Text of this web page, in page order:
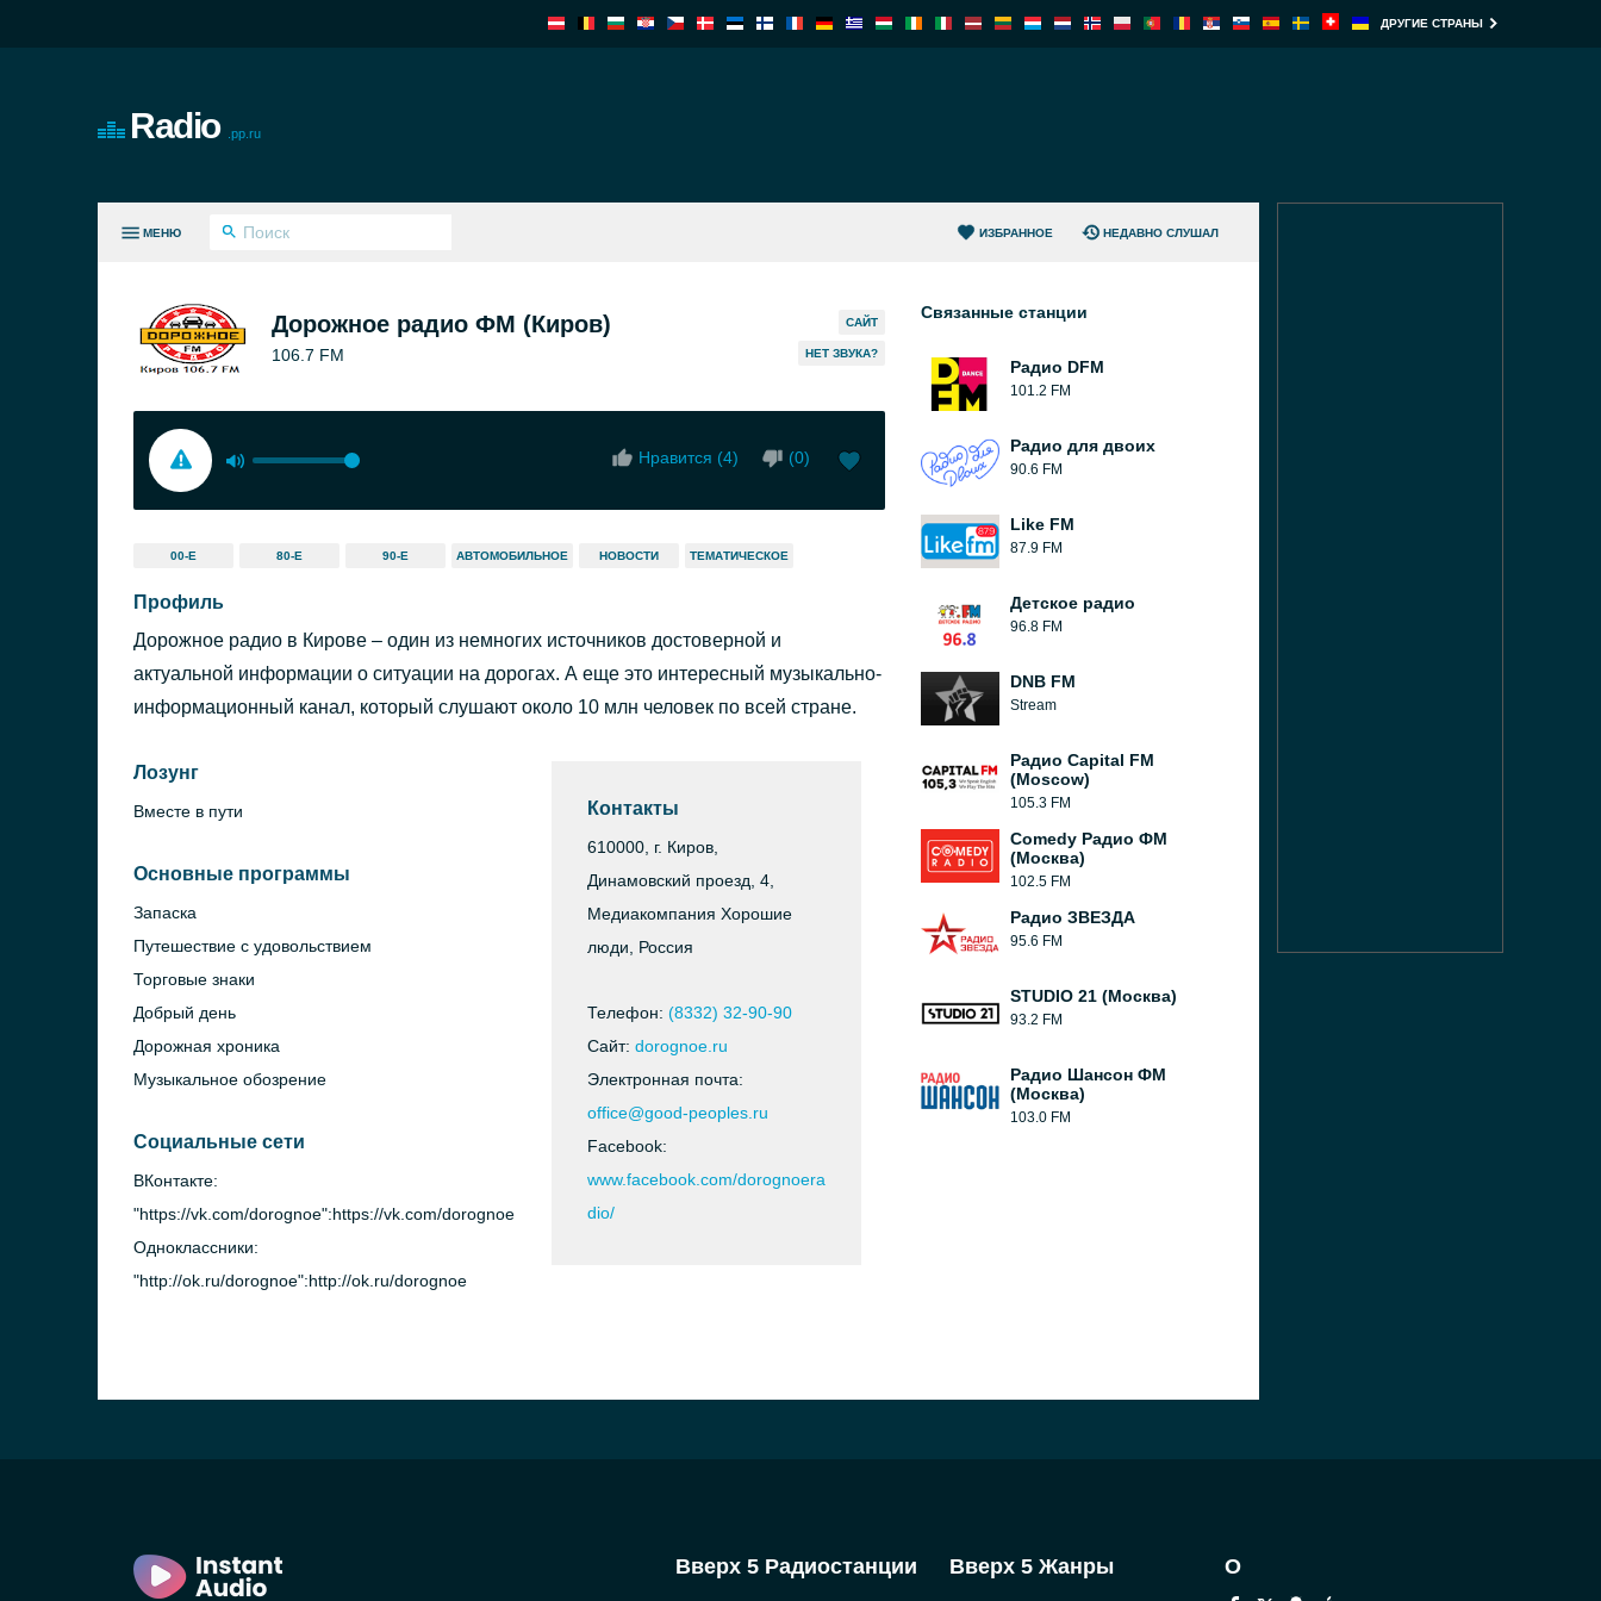
ДРУГИЕ СТРАНЫ
Radio .pp.ru
МЕНЮ ИЗБРАННОЕ НЕДАВНО СЛУШАЛ
Дорожное радио ФМ (Киров)
106.7 FM
САЙТ
HЕТ ЗВУКА?
Нравится (4) (0)
00-Е 80-Е 90-Е АВТОМОБИЛЬНОЕ НОВОСТИ ТЕМАТИЧЕСКОЕ
Профиль
Дорожное радио в Кирове – один из немногих источников достоверной и
актуальной информации о ситуации на дорогах. А еще это интересный музыкально-
информационный канал, который слушают около 10 млн человек по всей стране.
Лозунг
Вместе в пути
Основные программы
Запаска
Путешествие с удовольствием
Торговые знаки
Добрый день
Дорожная хроника
Музыкальное обозрение
Социальные сети
ВКонтакте:
"https://vk.com/dorognoe":https://vk.com/dorognoe
Одноклассники:
"http://ok.ru/dorognoe":http://ok.ru/dorognoe
Контакты
610000, г. Киров,
Динамовский проезд, 4,
Медиакомпания Хорошие
люди, Россия
Телефон: (8332) 32-90-90
Сайт: dorognoe.ru
Электронная почта:
office@good-peoples.ru
Facebook:
www.facebook.com/dorognoera
dio/
Связанные станции
Радио DFM
101.2 FM
Радио для двоих
90.6 FM
Like FM
87.9 FM
Детское радио
96.8 FM
DNB FM
Stream
Радио Capital FM
(Moscow)
105.3 FM
Comedy Радио ФМ
(Москва)
102.5 FM
Радио ЗВЕЗДА
95.6 FM
STUDIO 21 (Москва)
93.2 FM
Радио Шансон ФМ
(Москва)
103.0 FM
Вверх 5 Радиостанции Вверх 5 Жанры О